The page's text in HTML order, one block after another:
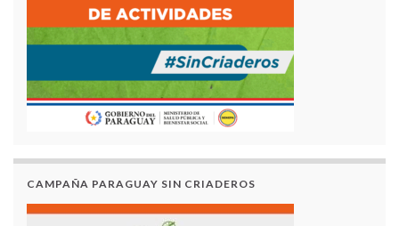
CAMPAÑA PARAGUAY SIN CRIADEROS